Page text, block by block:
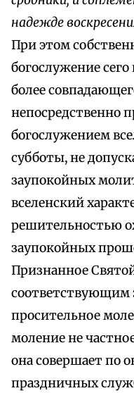
надежде
При этом
богослужение
более
непосредственно
богослужением
субботы, не
заупокойных
вселенский
решительностью
заупокойных
Признанное
соответствующим
просительное
моление не
она совершает по
праздничных